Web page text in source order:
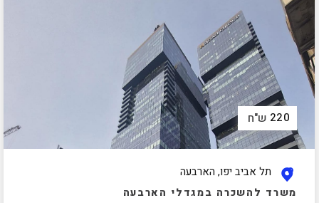
220 ש"ח
תל אביב יפו, הארבעה
משרד להשכרה במגדלי הארבעה